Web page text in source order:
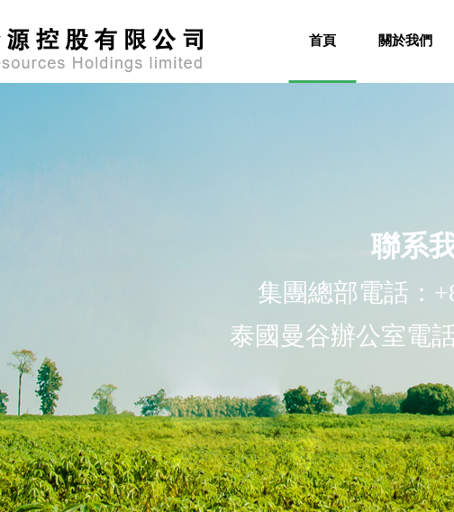
首頁 關於我們
公司
採購和倉庫、内陸運輸、在中國國内銷
了解詳